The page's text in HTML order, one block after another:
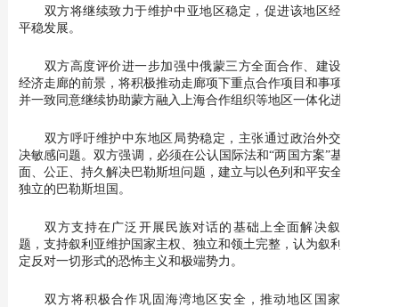
双方将继续致力于维护中亚地区稳定，促进该地区经济社会
平稳发展。
双方高度评价进一步加强中俄蒙三方全面合作、建设中蒙俄
经济走廊的前景，将积极推动走廊项下重点合作项目和事项落实，
并一致同意继续协助蒙方融入上海合作组织等地区一体化进程。
双方呼吁维护中东地区局势稳定，主张通过政治外交途径解
决敏感问题。双方强调，必须在公认国际法和“两国方案”基础上全
面、公正、持久解决巴勒斯坦问题，建立与以色列和平安全共存的
独立的巴勒斯坦国。
双方支持在广泛开展民族对话的基础上全面解决叙利亚问
题，支持叙利亚维护国家主权、独立和领土完整，认为叙利亚应坚
定反对一切形式的恐怖主义和极端势力。
双方将积极合作巩固海湾地区安全，推动地区国家增进互